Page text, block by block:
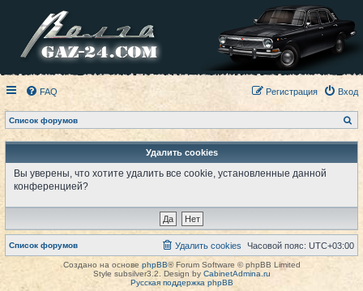
FAQ Вход
Регистрация
Список форумов
о
с
Удалить cookies
Вы уверены, что хотите удалить все cookie, установленные данной
конференцией?
Список форумов Часовой пояс: UTC+03:00
Удалить cookies
Создано на основе phpBB® Forum Software © phpBB Limited
Style subsilver3.2. Design by CabinetAdmina.ru
Русская поддержка phpBB